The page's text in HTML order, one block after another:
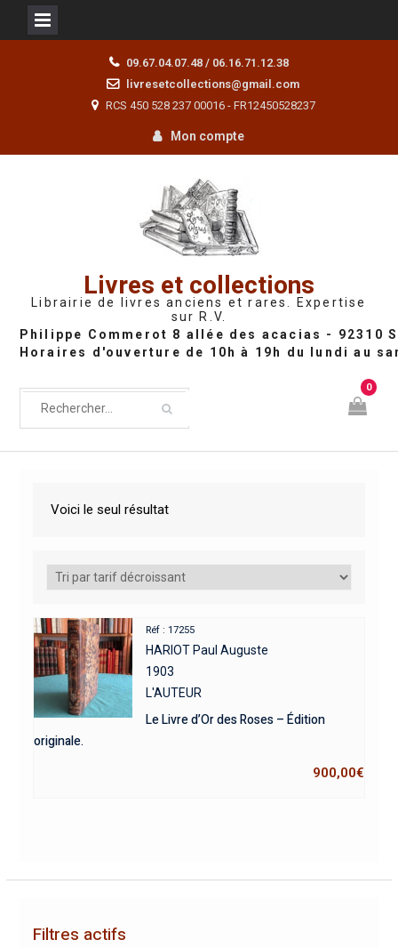
09.67.04.07.48 / 06.16.71.12.38
livresetcollections@gmail.com
RCS 450 528 237 00016 - FR12450528237
Mon compte
Livres et collections
Librairie de livres anciens et rares. Expertise
sur R.V.
0
Voici le seul résultat
Réf : 17255
HARIOT Paul Auguste
1903
L'AUTEUR
Le Livre d’Or des Roses – Édition
originale.
900,00€
Filtres actifs